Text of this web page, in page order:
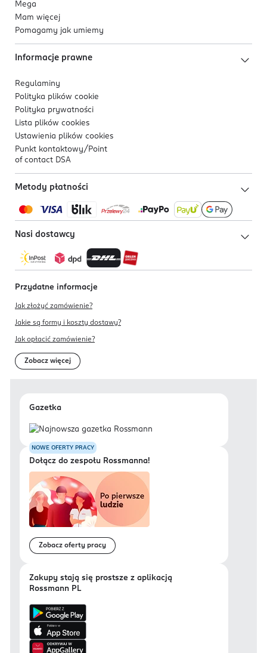
Mega
Mam więcej
Pomagamy jak umiemy
Informacje prawne
Regulaminy
Polityka plików cookie
Polityka prywatności
Lista plików cookies
Ustawienia plików cookies
Punkt kontaktowy/ Point
of contact DSA
Metody płatności
Nasi dostawcy
Przydatne informacje
Jak złożyć zamówienie?
Jakie są formy i koszty dostawy?
Jak opłacić zamówienie?
Zobacz więcej
Gazetka
NOWE OFERTY PRACY
Dołącz do zespołu Rossmanna!
Zobacz oferty pracy
Zakupy stają się prostsze z aplikacją
Rossmann PL